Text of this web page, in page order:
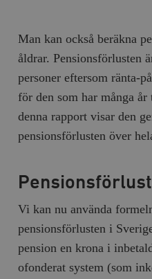
Man kan också beräkna
åldrar. Pensionsförlusten
personer eftersom ränta-
för den som har många
denna rapport visar den
pensionsförlusten över
Vi kan nu använda
pensionsförlusten i
pension en krona i
ofonderat system (som